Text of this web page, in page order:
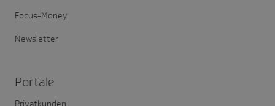
Focus-Money
Newsletter
Portale
Privatkunden